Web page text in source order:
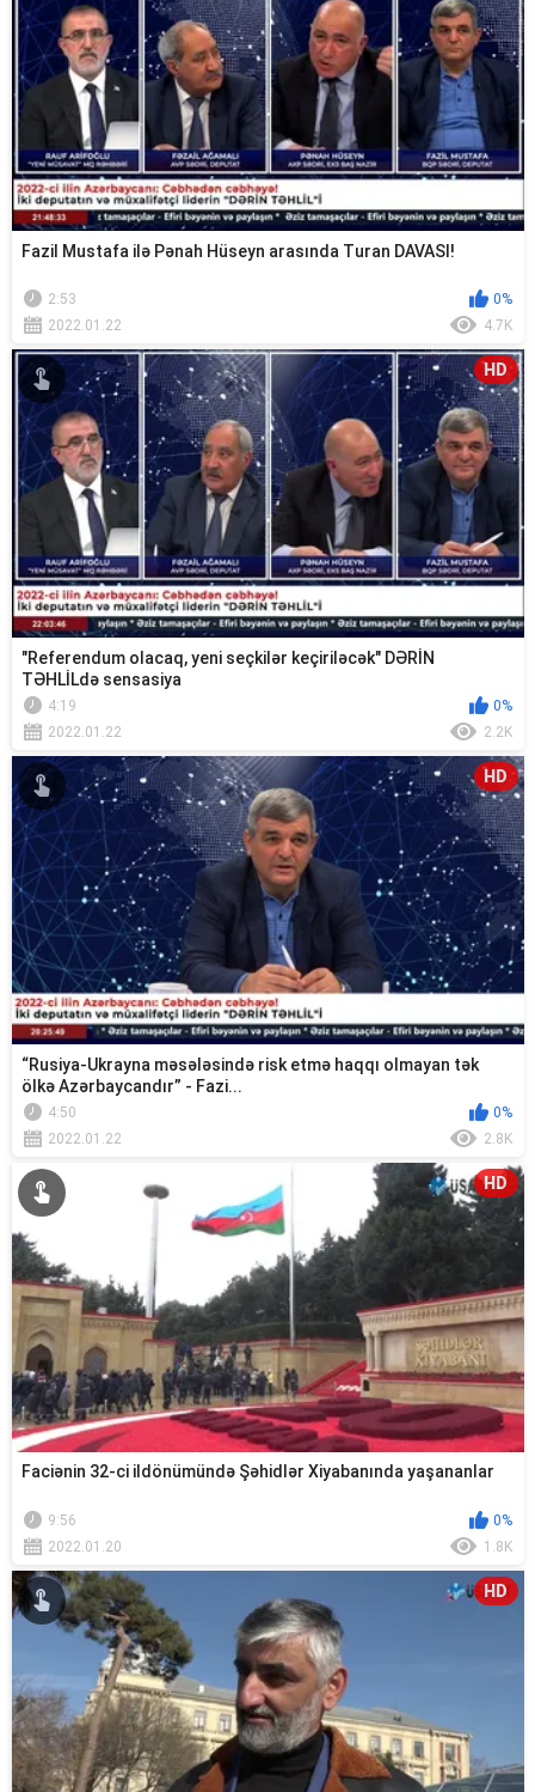
Fazil Mustafa ilə Pənah Hüseyn arasında Turan DAVASI!
2:53
0%
2022.01.22
4.7K
HD
"Referendum olacaq, yeni seçkilər keçiriləcək" DƏRİN
TƏHLİLdə sensasiya
4:19
0%
2022.01.22
2.2K
HD
“Rusiya-Ukrayna məsələsində risk etmə haqqı olmayan tək
ölkə Azərbaycandır” - Fazi...
4:50
0%
2022.01.22
2.8K
HD
Faciənin 32-ci ildönümündə Şəhidlər Xiyabanında yaşananlar
9:56
0%
2022.01.20
1.8K
HD